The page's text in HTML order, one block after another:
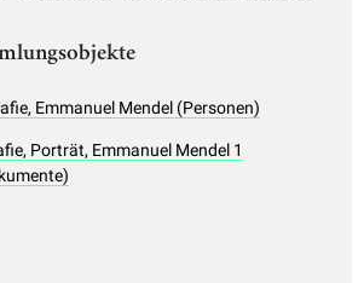
Emmanuel Mendel (Personen)
Porträt, Emmanuel Mendel 1